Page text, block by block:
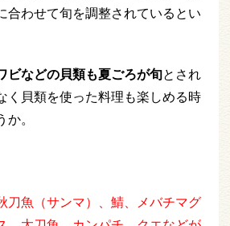
合わせて旬を調整されているとい
ビなどの貝類も夏ごろが旬とされ
く貝類を使った料理も楽しめる時
。
刀魚（サンマ）、鯖、メバチマグ